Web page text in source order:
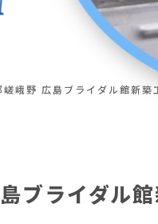
嵯峨野 広島ブライダル館新築
ブライダル